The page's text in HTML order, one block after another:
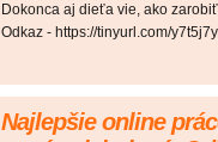
Dokonca aj dieťa vie, ako
Odkaz - https://tinyurl.com/
Najlepšie online